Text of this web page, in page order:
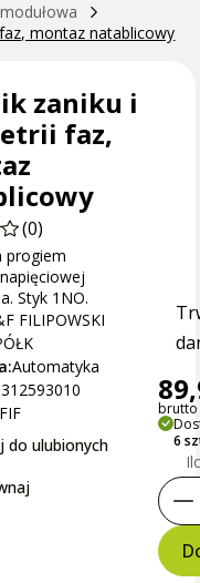
montaz natablicowy
zaniku i
faz,
(0)
progiem
Styk 1NO.
FILIPOWSKI
Automatyka
do ulubionych
brutto
6